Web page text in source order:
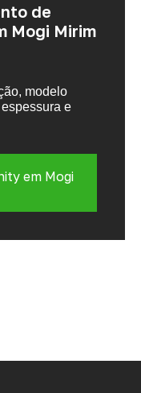
de
Mogi Mirim
modelo
e
em Mogi